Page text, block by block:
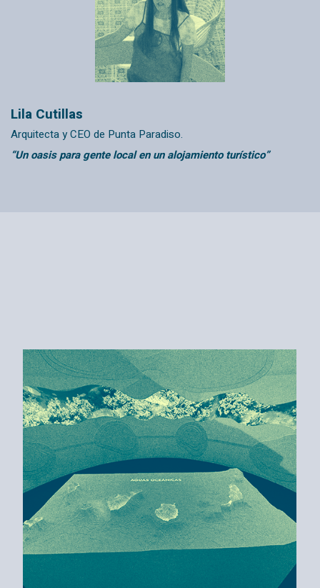
Lila Cutillas
Arquitecta y CEO de Punta Paradiso.
“Un oasis para gente local en un alojamiento turístico”